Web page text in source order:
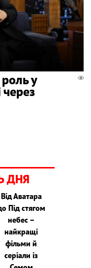
у
через
ДНЯ
Від Аватара
Під стягом
небес –
найкращі
фільми й
серіали із